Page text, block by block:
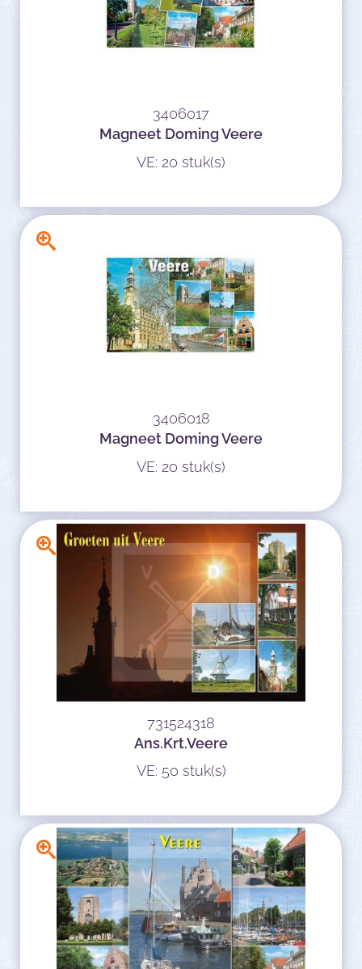
3406017
Magneet Doming Veere
VE: 20 stuk(s)
3406018
Magneet Doming Veere
VE: 20 stuk(s)
731524318
Ans.Krt.Veere
VE: 50 stuk(s)